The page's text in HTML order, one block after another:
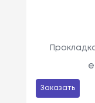
Заказать